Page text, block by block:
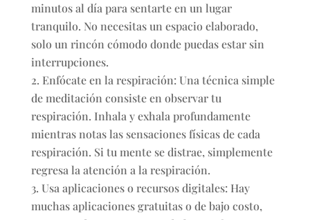
minutos al día para sentarte en un lugar
tranquilo. No necesitas un espacio elaborado,
solo un rincón cómodo donde puedas estar sin
interrupciones.
Enfócate en la respiración: Una técnica simple
de meditación consiste en observar tu
respiración. Inhala y exhala profundamente
mientras notas las sensaciones físicas de cada
respiración. Si tu mente se distrae, simplemente
regresa la atención a la respiración.
Usa aplicaciones o recursos digitales: Hay
muchas aplicaciones gratuitas o de bajo costo,